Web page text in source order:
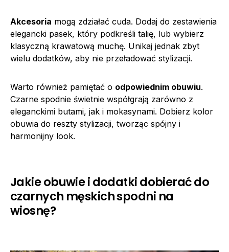
Akcesoria mogą zdziałać cuda. Dodaj do zestawienia
elegancki pasek, który podkreśli talię, lub wybierz
klasyczną krawatową muchę. Unikaj jednak zbyt
wielu dodatków, aby nie przeładować stylizacji.
Warto również pamiętać o odpowiednim obuwiu.
Czarne spodnie świetnie współgrają zarówno z
eleganckimi butami, jak i mokasynami. Dobierz kolor
obuwia do reszty stylizacji, tworząc spójny i
harmonijny look.
Jakie obuwie i dodatki dobierać do
czarnych męskich spodni na
wiosnę?